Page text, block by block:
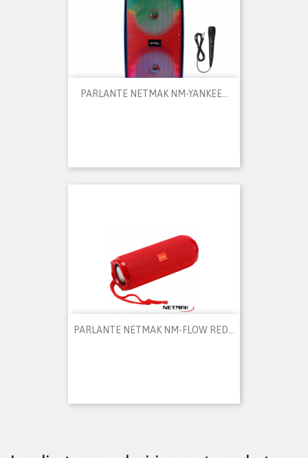
PARLANTE NETMAK NM-YANKEE...
PARLANTE NETMAK NM-FLOW RED...